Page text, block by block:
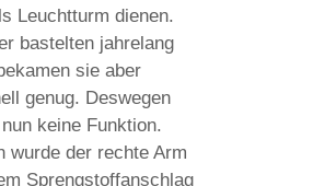
Leuchtturm dienen.
bastelten jahrelang
sie aber
genug. Deswegen
keine Funktion.
wurde der rechte Arm
Sprengstoffanschlag